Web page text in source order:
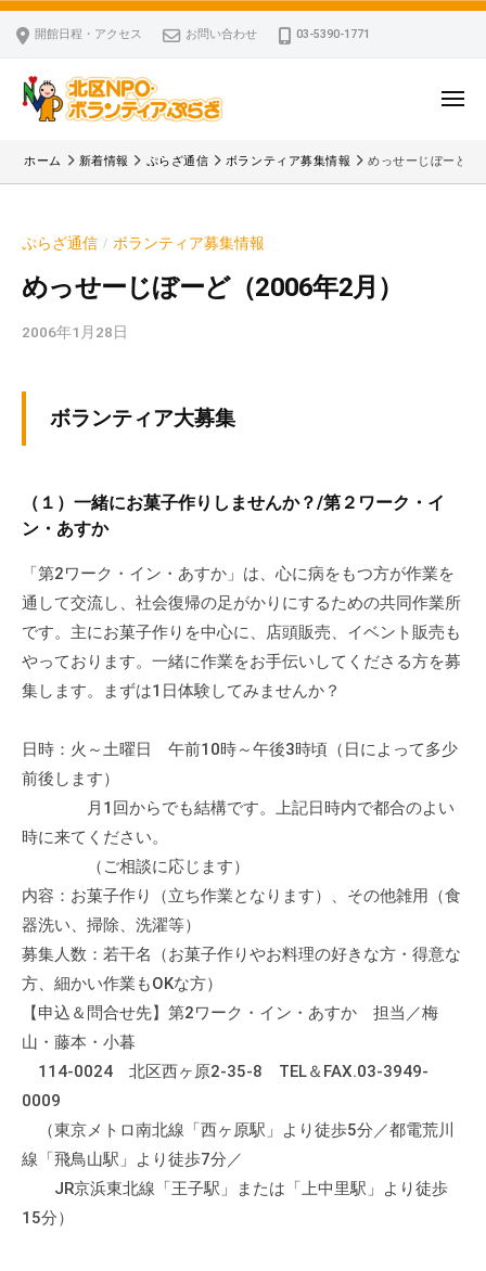
コ
ス
開館日程・アクセス お問い合わせ 03-5390-1771
区
P
・
ボ
ン
ィ
ぷ
ら
ざ
北
P
O
ボ
ぷ
ら
」
は
、
N
P
・
テ
ア
活
動
の
支
援
、
す
メ
ー
ホーム 新着情報 ぷらざ通信 ボランティア募集情報 めっせーじぼーど（
ぷらざ通信 / ボランティア募集情報
めっせーじぼーど（2006年2月）
2006年1月28日
v
d
ボランティア大募集
（１）一緒にお菓子作りしませんか？/第２ワーク・イ
ン・あすか
「第2ワーク・イン・あすか」は、心に病をもつ方が作業を
通して交流し、社会復帰の足がかりにするための共同作業所
です。主にお菓子作りを中心に、店頭販売、イベント販売も
やっております。一緒に作業をお手伝いしてくださる方を募
集します。まずは1日体験してみませんか？
日時：火～土曜日 午前10時～午後3時頃（日によって多少
前後します）
月1回からでも結構です。上記日時内で都合のよい
時に来てください。
（ご相談に応じます）
内容：お菓子作り（立ち作業となります）、その他雑用（食
器洗い、掃除、洗濯等）
募集人数：若干名（お菓子作りやお料理の好きな方・得意な
方、細かい作業もOKな方）
【申込＆問合せ先】第2ワーク・イン・あすか 担当／梅
山・藤本・小暮
114-0024 北区西ヶ原2-35-8 TEL＆FAX.03-3949-
0009
（東京メトロ南北線「西ヶ原駅」より徒歩5分／都電荒川
線「飛鳥山駅」より徒歩7分／
JR京浜東北線「王子駅」または「上中里駅」より徒歩
15分）
区
N
O
・
ラ
ィ
ア
ぷ
ら
ー